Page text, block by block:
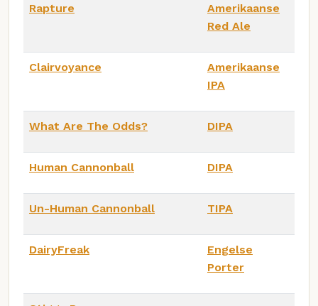
Rapture
Amerikaanse
Red Ale
Clairvoyance
Amerikaanse
IPA
What Are The Odds? DIPA
Human Cannonball DIPA
Un-Human Cannonball TIPA
DairyFreak
Engelse
Porter